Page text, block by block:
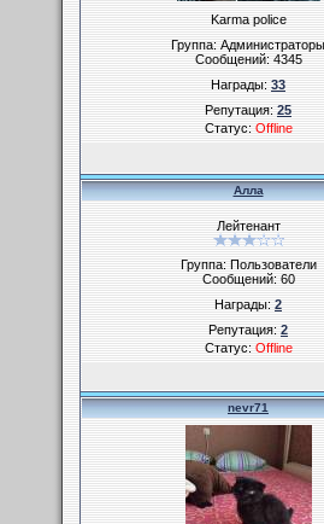
Karma police
Группа: Администраторы
Сообщений:4345
Награды:33
Репутация:25
Статус:Offline
Алла
Лейтенант
Группа: Пользователи
Сообщений:60
Награды:2
Репутация:2
Статус:Offline
nevr71